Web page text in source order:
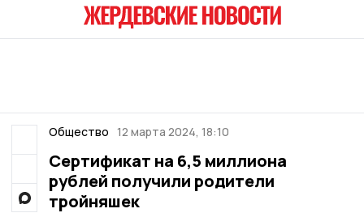
Общество 12 марта 2024, 18:10
Сертификат на 6,5 миллиона
рублей получили родители
тройняшек